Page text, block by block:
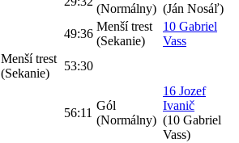
(Normálny) (Ján Nosáľ)
49:36
Menší trest
(Sekanie)
10 Gabriel
Vass
Menší trest
(Sekanie)
53:30
56:11
Gól
(Normálny)
16 Jozef
Ivanič
(10 Gabriel
Vass)